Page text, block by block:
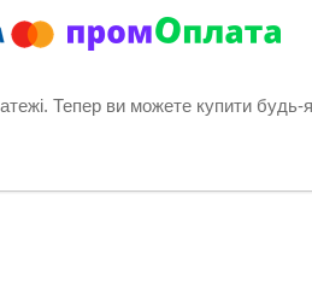
Тепер ви можете купити будь-